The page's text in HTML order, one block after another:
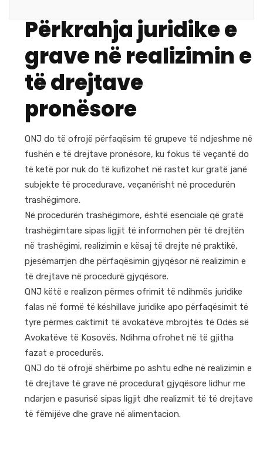
Përkrahja juridike e
grave në realizimin e
të drejtave
pronësore
QNJ do të ofrojë përfaqësim të grupeve të ndjeshme në
fushën e të drejtave pronësore, ku fokus të veçantë do
të ketë por nuk do të kufizohet në rastet kur gratë janë
subjekte të procedurave, veçanërisht në procedurën
trashëgimore.
Në procedurën trashëgimore, është esenciale që gratë
trashëgimtare sipas ligjit të informohen për të drejtën
në trashëgimi, realizimin e kësaj të drejte në praktikë,
pjesëmarrjen dhe përfaqësimin gjyqësor në realizimin e
të drejtave në procedurë gjyqësore.
QNJ këtë e realizon përmes ofrimit të ndihmës juridike
falas në formë të këshillave juridike apo përfaqësimit të
tyre përmes caktimit të avokatëve mbrojtës të Odës së
Avokatëve të Kosovës. Ndihma ofrohet në të gjitha
fazat e procedurës.
QNJ do të ofrojë shërbime po ashtu edhe në realizimin e
të drejtave të grave në procedurat gjyqësore lidhur me
ndarjen e pasurisë sipas ligjit dhe realizmit të të drejtave
të fëmijëve dhe grave në alimentacion.